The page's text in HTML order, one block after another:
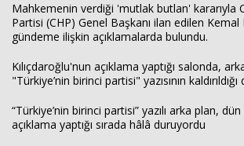
Mahkemenin verdiği 'mutlak butlan' kararıyla
Partisi (CHP) Genel Başkanı ilan edilen Kemal
gündeme ilişkin açıklamalarda bulundu.
Kılıçdaroğlu'nun açıklama yaptığı salonda,
"Türkiye’nin birinci partisi" yazısının
“Türkiye’nin birinci partisi” yazılı arka plan, dün
açıklama yaptığı sırada hâlâ duruyordu